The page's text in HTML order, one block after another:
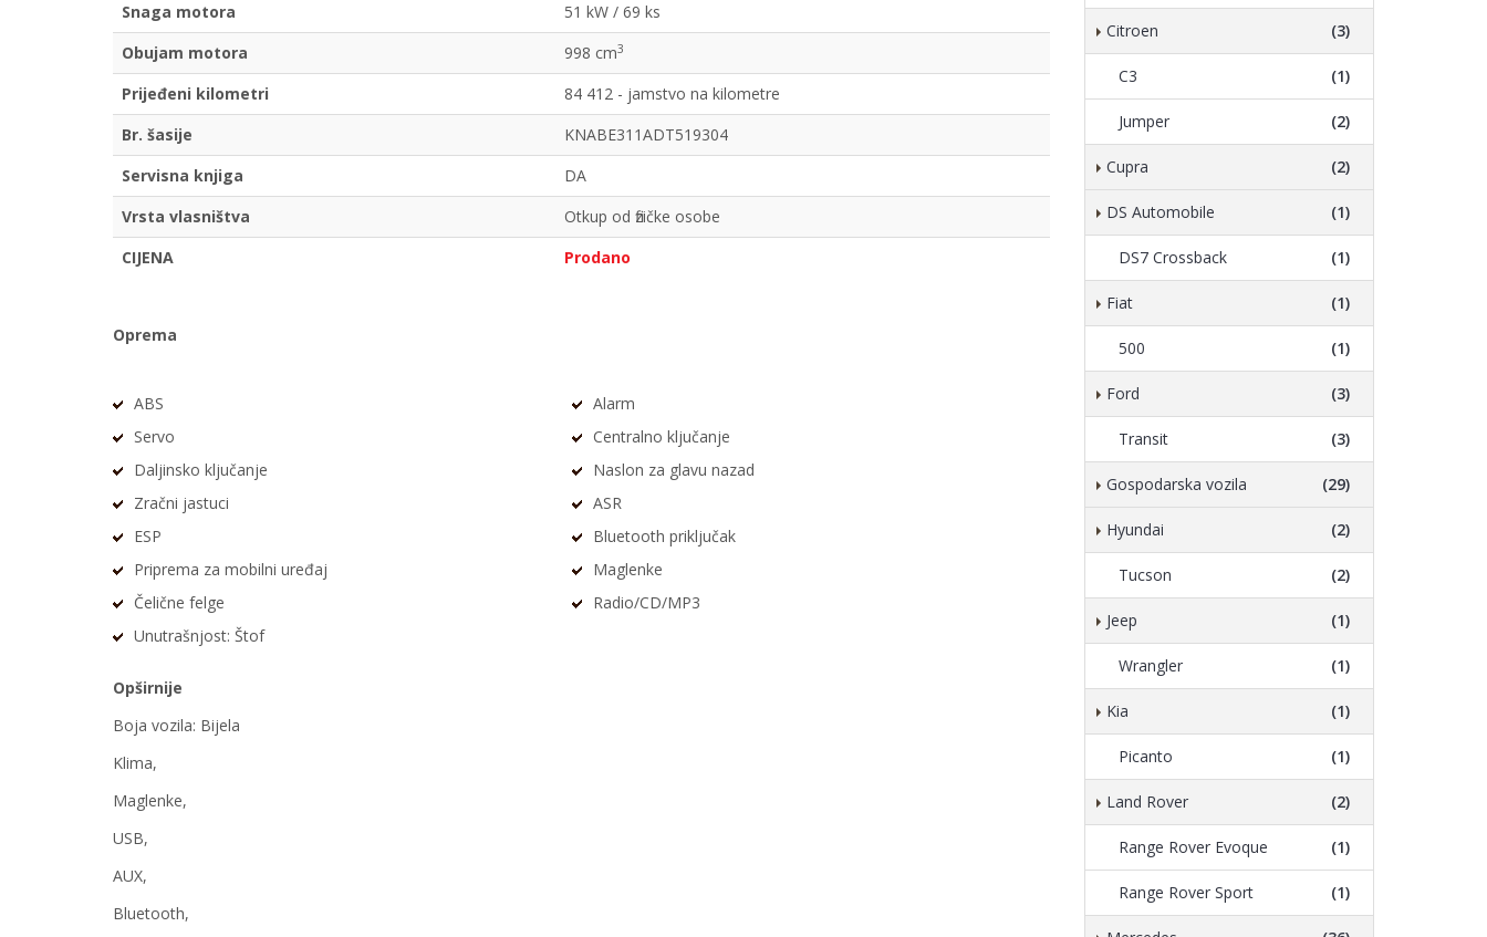
Snaga motora
51 kW / 69 ks
Obujam motora
998 cm3
Prijeđeni kilometri
84 412 - jamstvo na kilometre
Br. šasije
KNABE311ADT519304
Servisna knjiga
DA
Vrsta vlasništva
Otkup od fizičke osobe
CIJENA
Prodano
Oprema
ABS
Alarm
Servo
Centralno ključanje
Daljinsko ključanje
Naslon za glavu nazad
Zračni jastuci
ASR
ESP
Bluetooth priključak
Priprema za mobilni uređaj
Maglenke
Čelične felge
Radio/CD/MP3
Unutrašnjost: Štof
Opširnije
Boja vozila: Bijela
Klima,
Maglenke,
USB,
AUX,
Bluetooth,
Citroen (3)
C3 (1)
Jumper (2)
Cupra (2)
DS Automobile (1)
DS7 Crossback (1)
Fiat (1)
500 (1)
Ford (3)
Transit (3)
Gospodarska vozila (29)
Hyundai (2)
Tucson (2)
Jeep (1)
Wrangler (1)
Kia (1)
Picanto (1)
Land Rover (2)
Range Rover Evoque (1)
Range Rover Sport (1)